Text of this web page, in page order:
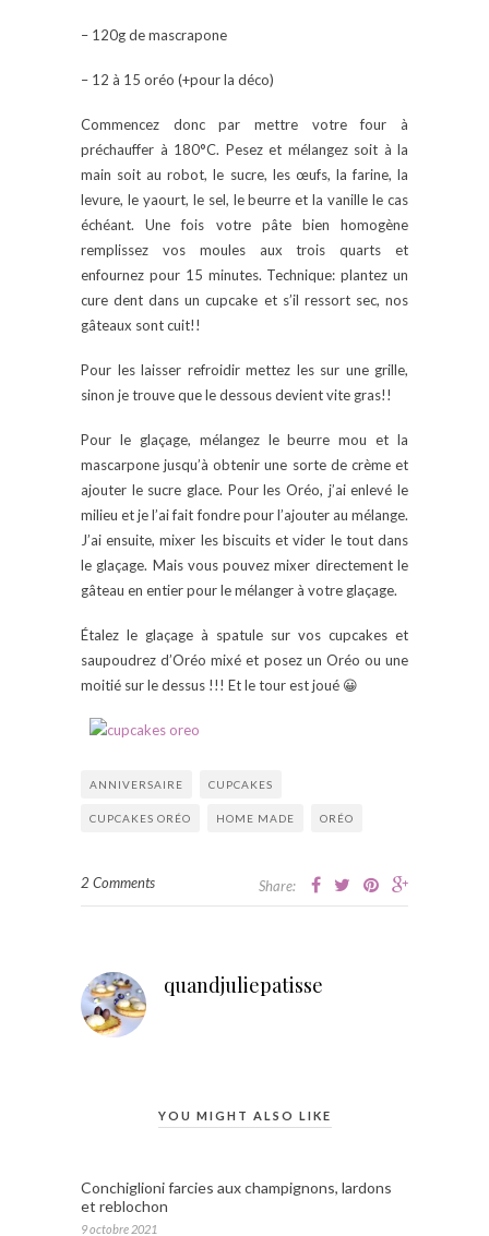
– 120g de mascrapone
– 12 à 15 oréo (+pour la déco)
Commencez donc par mettre votre four à
préchauffer à 180°C. Pesez et mélangez soit à la
main soit au robot, le sucre, les œufs, la farine, la
levure, le yaourt, le sel, le beurre et la vanille le cas
échéant. Une fois votre pâte bien homogène
remplissez vos moules aux trois quarts et
enfournez pour 15 minutes. Technique: plantez un
cure dent dans un cupcake et s’il ressort sec, nos
gâteaux sont cuit!!
Pour les laisser refroidir mettez les sur une grille,
sinon je trouve que le dessous devient vite gras!!
Pour le glaçage, mélangez le beurre mou et la
mascarpone jusqu’à obtenir une sorte de crème et
ajouter le sucre glace. Pour les Oréo, j’ai enlevé le
milieu et je l’ai fait fondre pour l’ajouter au mélange.
J’ai ensuite, mixer les biscuits et vider le tout dans
le glaçage. Mais vous pouvez mixer directement le
gâteau en entier pour le mélanger à votre glaçage.
Étalez le glaçage à spatule sur vos cupcakes et
saupoudrez d’Oréo mixé et posez un Oréo ou une
moitié sur le dessus !!! Et le tour est joué 😀
ANNIVERSAIRE CUPCAKES
CUPCAKES ORÉO HOME MADE ORÉO
2 Comments Share:
quandjuliepatisse
YOU MIGHT ALSO LIKE
Conchiglioni farcies aux champignons, lardons
et reblochon
9 octobre 2021